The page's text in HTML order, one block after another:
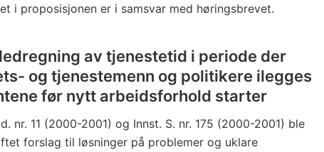
i proposisjonen er i samsvar med høringsbrevet.
av tjenestetid i periode der
og tjenestemenn og politikere ilegges
før nytt arbeidsforhold starter
nr. 11 (2000-2001) og Innst. S. nr. 175 (2000-2001) ble
forslag til løsninger på problemer og uklare